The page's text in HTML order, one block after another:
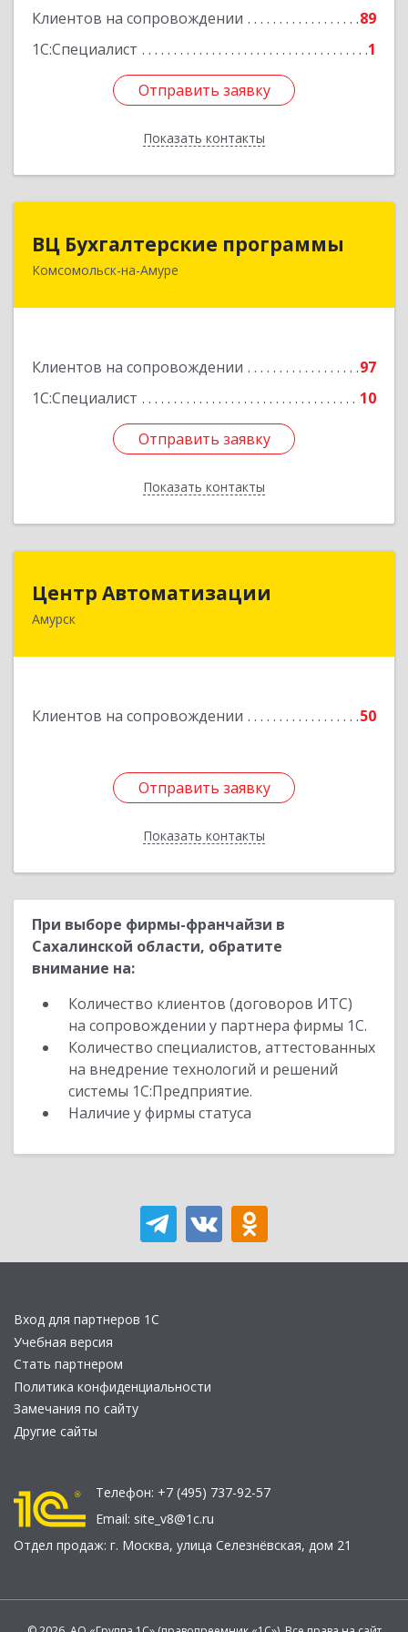
Клиентов на сопровождении
89
1С:Специалист
1
Отправить заявку
Показать контакты
Подробнее
Отправить заявку
Назад
ВЦ Бухгалтерские программы
Комсомольск-на-Амуре
Клиентов на сопровождении
97
1С:Специалист
10
Отправить заявку
Показать контакты
681000, Хабаровский край, Комсомольск-на-
Отправить заявку
Назад
Центр Автоматизации
Амурск
Клиентов на сопровождении 50
Отправить заявку
Показать контакты
682640, Хабаровский край, Амурск г, Мира пр-
Отправить заявку
Назад
При выборе фирмы-франчайзи в
Сахалинской области, обратите
внимание на:
Количество клиентов (договоров ИТС)
на сопровождении у партнера фирмы 1С.
Количество специалистов, аттестованных
на внедрение технологий и решений
системы 1С:Предприятие.
Наличие у фирмы статуса
Вход для партнеров 1С
Учебная версия
Стать партнером
Политика конфиденциальности
Замечания по сайту
Другие сайты
Телефон: +7 (495) 737-92-57
Email: site_v8@1c.ru
Отдел продаж: г. Москва, улица Селезнёвская, дом 21